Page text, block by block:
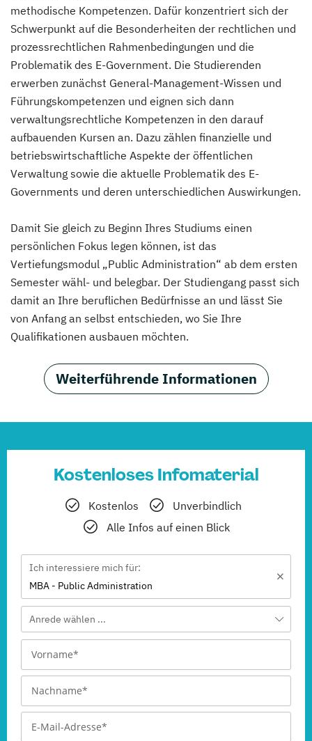
methodische Kompetenzen. Dafür konzentriert sich der
Schwerpunkt auf die Besonderheiten der rechtlichen und
prozessrechtlichen Rahmenbedingungen und die
Problematik des E-Government. Die Studierenden
erwerben zunächst General-Management-Wissen und
Führungskompetenzen und eignen sich dann
verwaltungsrechtliche Kompetenzen in den darauf
aufbauenden Kursen an. Dazu zählen finanzielle und
betriebswirtschaftliche Aspekte der öffentlichen
Verwaltung sowie die aktuelle Problematik des E-
Governments und deren unterschiedlichen Auswirkungen.
Damit Sie gleich zu Beginn Ihres Studiums einen
persönlichen Fokus legen können, ist das
Vertiefungsmodul „Public Administration“ ab dem ersten
Semester wähl- und belegbar. Der Studiengang passt sich
damit an Ihre beruflichen Bedürfnisse an und lässt Sie
von Anfang an selbst entschieden, wo Sie Ihre
Qualifikationen ausbauen möchten.
Weiterführende Informationen
Kostenloses Infomaterial
Kostenlos
Unverbindlich
Alle Infos auf einen Blick
Ich interessiere mich für:
MBA - Public Administration
Anrede wählen ...